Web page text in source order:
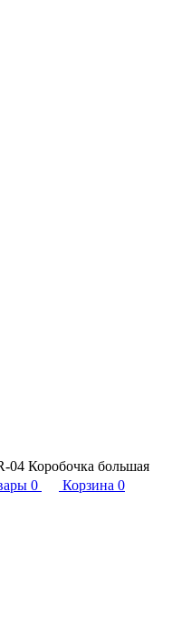
04 Коробочка большая
0 Корзина 0